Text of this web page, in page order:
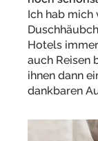
Ich hab mich
Hotels
auch Reisen
ihnen dann
dankbaren